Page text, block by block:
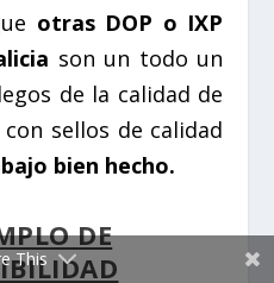
otras DOP o IXP
son un todo un
de la calidad de
sellos de calidad
bien hecho.
DE
This